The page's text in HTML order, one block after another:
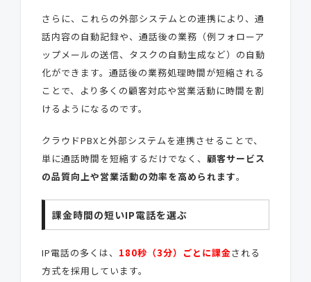
さらに、これらの外部システムとの連携により、通
話内容の自動記録や、通話後の業務（例フォローア
ップメールの送信、タスクの自動生成など）の自動
化ができます。通話後の業務処理時間が短縮される
ことで、より多くの顧客対応や営業活動に時間を割
けるようになるのです。
クラウドPBXと外部システムを連携させることで、
単に通話時間を短縮するだけでなく、 顧客サービス
の品質向上や営業活動の効率を高められます。
課金時間の短いIP電話を選ぶ
IP電話の多くは、 180秒（3分）ごとに課金される
方式を採用しています。